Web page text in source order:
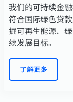
我们的可持续金
符合国际绿色贷
掘可再生能源、
续发展目标。
了解更多